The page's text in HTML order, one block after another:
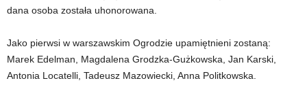
dana osoba została uhonorowana.
Jako pierwsi w warszawskim Ogrodzie upamiętnieni zostaną:
Marek Edelman, Magdalena Grodzka-Gużkowska, Jan Karski,
Antonia Locatelli, Tadeusz Mazowiecki, Anna Politkowska.